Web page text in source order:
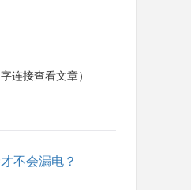
连接查看文章）
不会漏电？